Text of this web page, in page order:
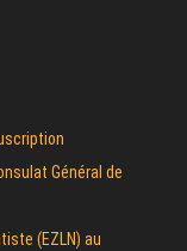
Général de
(EZLN) au